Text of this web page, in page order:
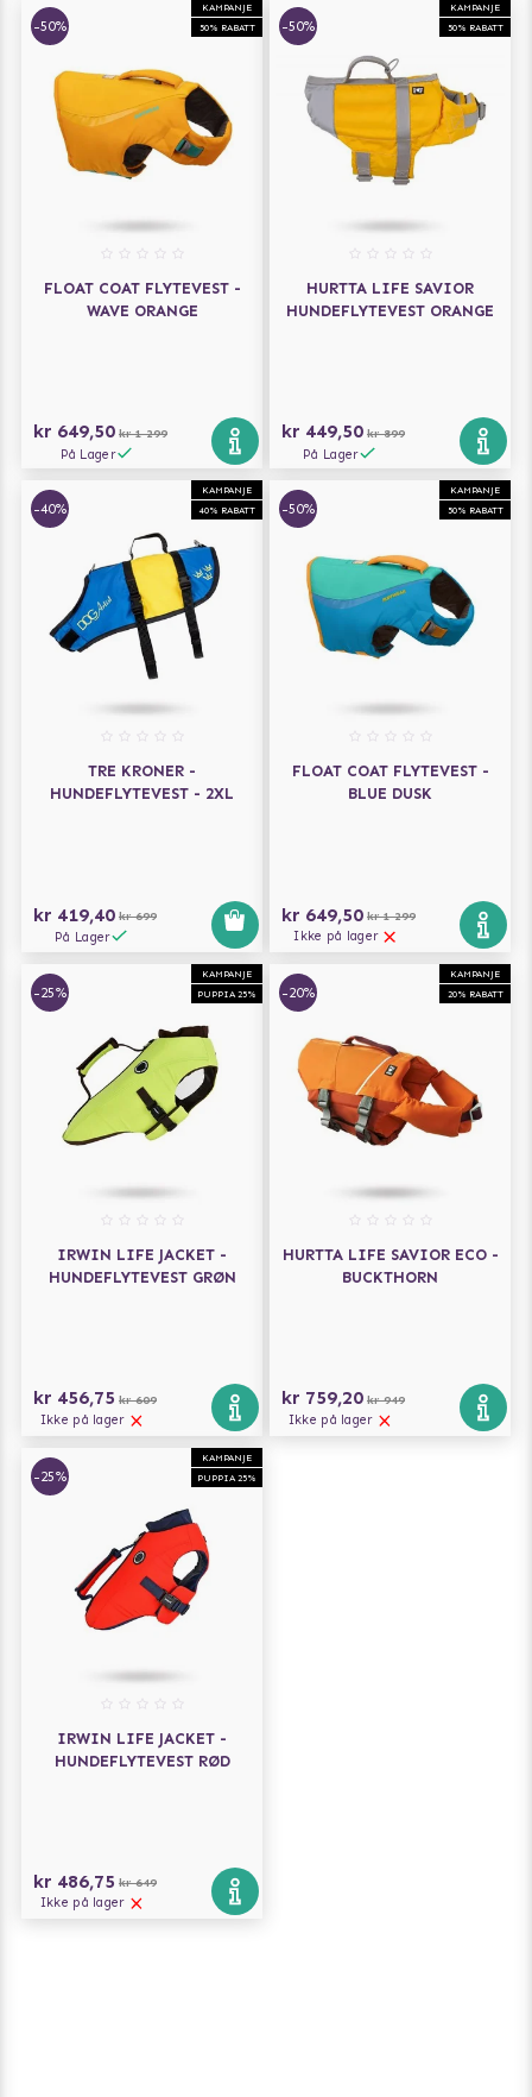
KAMPANJE
50% RABATT
-50%
FLOAT COAT FLYTEVEST -
WAVE ORANGE
kr 649,50 kr 1 299
På Lager
KAMPANJE
50% RABATT
-50%
HURTTA LIFE SAVIOR
HUNDEFLYTEVEST ORANGE
kr 449,50 kr 899
På Lager
KAMPANJE
40% RABATT
-40%
TRE KRONER -
HUNDEFLYTEVEST - 2XL
kr 419,40 kr 699
På Lager
KAMPANJE
50% RABATT
-50%
FLOAT COAT FLYTEVEST -
BLUE DUSK
kr 649,50 kr 1 299
Ikke på lager
KAMPANJE
PUPPIA 25%
-25%
IRWIN LIFE JACKET -
HUNDEFLYTEVEST GRØN
kr 456,75 kr 609
Ikke på lager
KAMPANJE
20% RABATT
-20%
HURTTA LIFE SAVIOR ECO -
BUCKTHORN
kr 759,20 kr 949
Ikke på lager
KAMPANJE
PUPPIA 25%
-25%
IRWIN LIFE JACKET -
HUNDEFLYTEVEST RØD
kr 486,75 kr 649
Ikke på lager